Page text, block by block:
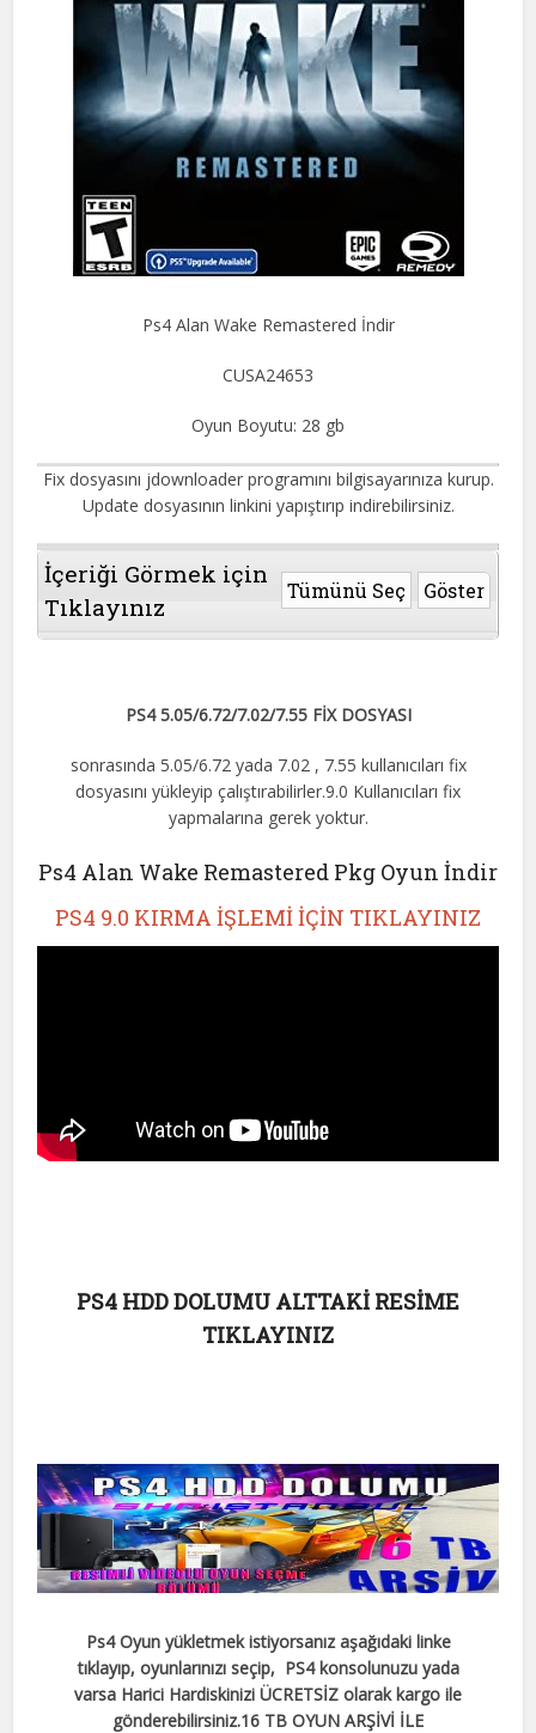
Ps4 Alan Wake Remastered İndir
CUSA24653
Oyun Boyutu: 28 gb
Fix dosyasını jdownloader programını bilgisayarınıza kurup.
Update dosyasının linkini yapıştırıp indirebilirsiniz.
İçeriği Görmek için
Tıklayınız
Tümünü Seç Göster
PS4 5.05/6.72/7.02/7.55 FİX DOSYASI
sonrasında 5.05/6.72 yada 7.02 , 7.55 kullanıcıları fix
dosyasını yükleyip çalıştırabilirler.9.0 Kullanıcıları fix
yapmalarına gerek yoktur.
Ps4 Alan Wake Remastered Pkg Oyun İndir
PS4 9.0 KIRMA İŞLEMİ İÇİN TIKLAYINIZ
PS4 HDD DOLUMU ALTTAKİ RESİME
TIKLAYINIZ
Ps4 Oyun yükletmek istiyorsanız aşağıdaki linke
tıklayıp, oyunlarınızı seçip, PS4 konsolunuzu yada
varsa Harici Hardiskinizi ÜCRETSİZ olarak kargo ile
gönderebilirsiniz.16 TB OYUN ARŞİVİ İLE